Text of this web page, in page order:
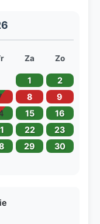
Za Zo
1
2
8
9
15
16
22
23
29
30